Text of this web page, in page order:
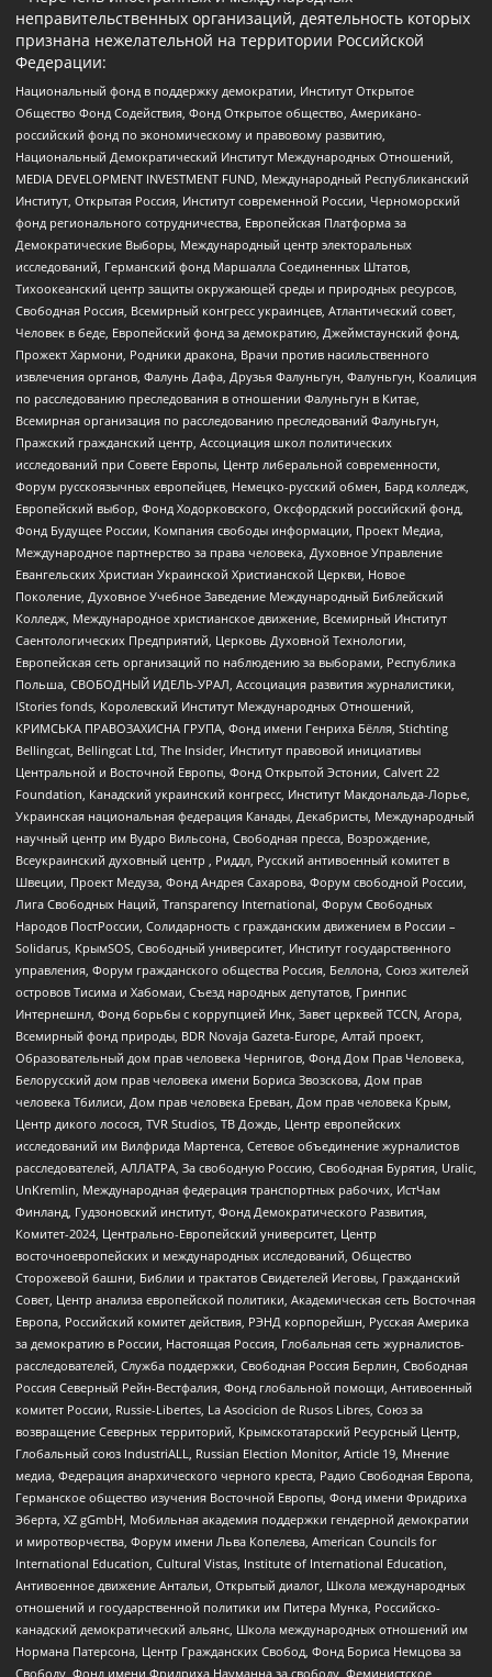
неправительственных организаций, деятельность которых
признана нежелательной на территории Российской
Федерации:
Национальный фонд в поддержку демократии, Институт Открытое
Общество Фонд Содействия, Фонд Открытое общество, Американо-
российский фонд по экономическому и правовому развитию,
Национальный Демократический Институт Международных Отношений,
MEDIA DEVELOPMENT INVESTMENT FUND, Международный Республиканский
Институт, Открытая Россия, Институт современной России, Черноморский
фонд регионального сотрудничества, Европейская Платформа за
Демократические Выборы, Международный центр электоральных
исследований, Германский фонд Маршалла Соединенных Штатов,
Тихоокеанский центр защиты окружающей среды и природных ресурсов,
Свободная Россия, Всемирный конгресс украинцев, Атлантический совет,
Человек в беде, Европейский фонд за демократию, Джеймстаунский фонд,
Прожект Хармони, Родники дракона, Врачи против насильственного
извлечения органов, Фалунь Дафа, Друзья Фалуньгун, Фалуньгун, Коалиция
по расследованию преследования в отношении Фалуньгун в Китае,
Всемирная организация по расследованию преследований Фалуньгун,
Пражский гражданский центр, Ассоциация школ политических
исследований при Совете Европы, Центр либеральной современности,
Форум русскоязычных европейцев, Немецко-русский обмен, Бард колледж,
Европейский выбор, Фонд Ходорковского, Оксфордский российский фонд,
Фонд Будущее России, Компания свободы информации, Проект Медиа,
Международное партнерство за права человека, Духовное Управление
Евангельских Христиан Украинской Христианской Церкви, Новое
Поколение, Духовное Учебное Заведение Международный Библейский
Колледж, Международное христианское движение, Всемирный Институт
Саентологических Предприятий, Церковь Духовной Технологии,
Европейская сеть организаций по наблюдению за выборами, Республика
Польша, СВОБОДНЫЙ ИДЕЛЬ-УРАЛ, Ассоциация развития журналистики,
IStories fonds, Королевский Институт Международных Отношений,
КРИМСЬКА ПРАВОЗАХИСНА ГРУПА, Фонд имени Генриха Бёлля, Stichting
Bellingcat, Bellingcat Ltd, The Insider, Институт правовой инициативы
Центральной и Восточной Европы, Фонд Открытой Эстонии, Calvert 22
Foundation, Канадский украинский конгресс, Институт Макдональда-Лорье,
Украинская национальная федерация Канады, Декабристы, Международный
научный центр им Вудро Вильсона, Свободная пресса, Возрождение,
Всеукраинский духовный центр , Риддл, Русский антивоенный комитет в
Швеции, Проект Медуза, Фонд Андрея Сахарова, Форум свободной России,
Лига Свободных Наций, Transparеncy International, Форум Свободных
Народов ПостРоссии, Солидарность с гражданским движением в России –
Solidarus, КрымSOS, Свободный университет, Институт государственного
управления, Форум гражданского общества Россия, Беллона, Союз жителей
островов Тисима и Хабомаи, Съезд народных депутатов, Гринпис
Интернешнл, Фонд борьбы с коррупцией Инк, Завет церквей TCCN, Агора,
Всемирный фонд природы, BDR Novaja Gazeta-Europe, Алтай проект,
Образовательный дом прав человека Чернигов, Фонд Дом Прав Человека,
Белорусский дом прав человека имени Бориса Звозскова, Дом прав
человека Тбилиси, Дом прав человека Ереван, Дом прав человека Крым,
Центр дикого лосося, TVR Studios, ТВ Дождь, Центр европейских
исследований им Вилфрида Мартенса, Сетевое объединение журналистов
расследователей, АЛЛАТРА, За свободную Россию, Свободная Бурятия, Uralic,
UnKremlin, Международная федерация транспортных рабочих, ИстЧам
Финланд, Гудзоновский институт, Фонд Демократического Развития,
Комитет-2024, Центрально-Европейский университет, Центр
восточноевропейских и международных исследований, Общество
Сторожевой башни, Библии и трактатов Свидетелей Иеговы, Гражданский
Совет, Центр анализа европейской политики, Академическая сеть Восточная
Европа, Российский комитет действия, РЭНД корпорейшн, Русская Америка
за демократию в России, Настоящая Россия, Глобальная сеть журналистов-
расследователей, Служба поддержки, Свободная Россия Берлин, Свободная
Россия Северный Рейн-Вестфалия, Фонд глобальной помощи, Антивоенный
комитет России, Russie-Libertes, La Asocicion de Rusos Libres, Союз за
возвращение Северных территорий, Крымскотатарский Ресурсный Центр,
Глобальный союз IndustriALL, Russian Election Monitor, Article 19, Мнение
медиа, Федерация анархического черного креста, Радио Свободная Европа,
Германское общество изучения Восточной Европы, Фонд имени Фридриха
Эберта, XZ gGmbH, Мобильная академия поддержки гендерной демократии
и миротворчества, Форум имени Льва Копелева, American Councils for
International Education, Cultural Vistas, Institute of International Education,
Антивоенное движение Антальи, Открытый диалог, Школа международных
отношений и государственной политики им Питера Мунка, Российско-
канадский демократический альянс, Школа международных отношений им
Нормана Патерсона, Центр Гражданских Свобод, Фонд Бориса Немцова за
Свободу, Фонд имени Фридриха Науманна за свободу, Феминистское